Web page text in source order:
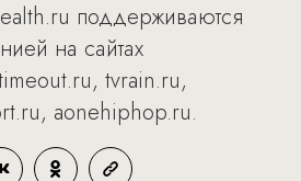
поддерживаются
на сайтах
tvrain.ru,
aonehiphop.ru.